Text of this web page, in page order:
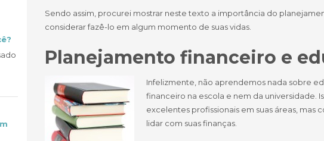
Sendo assim, procurei mostrar neste texto a importância do
considerar fazê-lo em algum momento de suas vidas.
Planejamento financeiro e
Infelizmente, não aprendemos nada sobre
financeiro na escola e nem da universidade.
excelentes profissionais em suas áreas,
lidar com suas finanças.